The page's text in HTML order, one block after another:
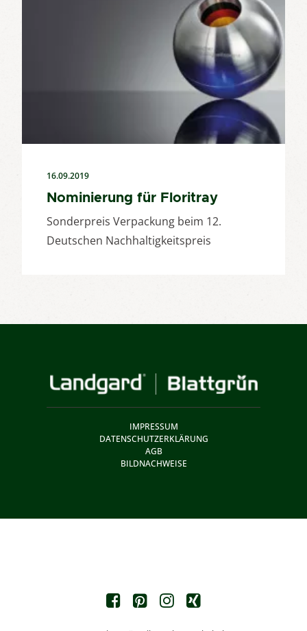
16.09.2019
Nominierung für Floritray
Sonderpreis Verpackung beim 12.
Deutschen Nachhaltigkeitspreis
IMPRESSUM
DATENSCHUTZERKLÄRUNG
AGB
BILDNACHWEISE